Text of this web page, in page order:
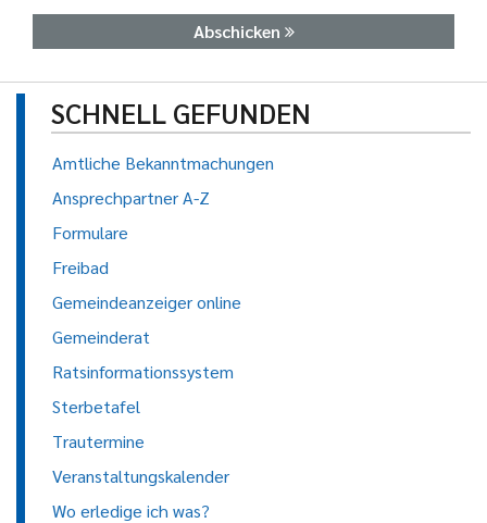
Abschicken
SCHNELL GEFUNDEN
Amtliche Bekanntmachungen
Ansprechpartner A-Z
Formulare
Freibad
Gemeindeanzeiger online
Gemeinderat
Ratsinformationssystem
Sterbetafel
Trautermine
Veranstaltungskalender
Wo erledige ich was?